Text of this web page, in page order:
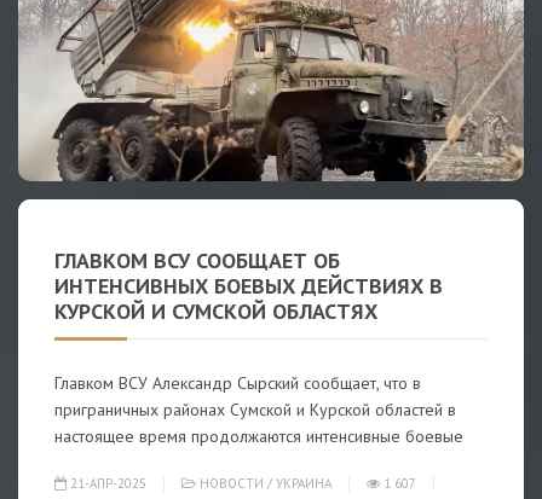
ГЛАВКОМ ВСУ СООБЩАЕТ ОБ
ИНТЕНСИВНЫХ БОЕВЫХ ДЕЙСТВИЯХ В
КУРСКОЙ И СУМСКОЙ ОБЛАСТЯХ
Главком ВСУ Александр Сырский сообщает, что в
приграничных районах Сумской и Курской областей в
настоящее время продолжаются интенсивные боевые
21-АПР-2025 НОВОСТИ / УКРАИНА 1 607